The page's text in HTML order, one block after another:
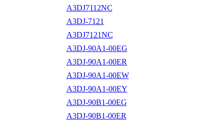
A3DJ7112NC
A3DJ-7121
A3DJ7121NC
A3DJ-90A1-00EG
A3DJ-90A1-00ER
A3DJ-90A1-00EW
A3DJ-90A1-00EY
A3DJ-90B1-00EG
A3DJ-90B1-00ER